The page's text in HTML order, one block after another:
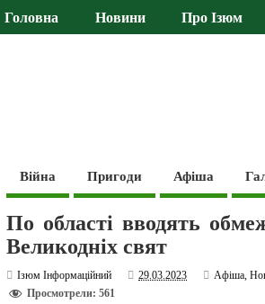
Головна Новини Про Ізюм
Війна Пригоди Афіша
По області вводять
Великодніх свят
Ізюм Інформаційний 29.03.2023 Афіша,
Просмотрели: 561